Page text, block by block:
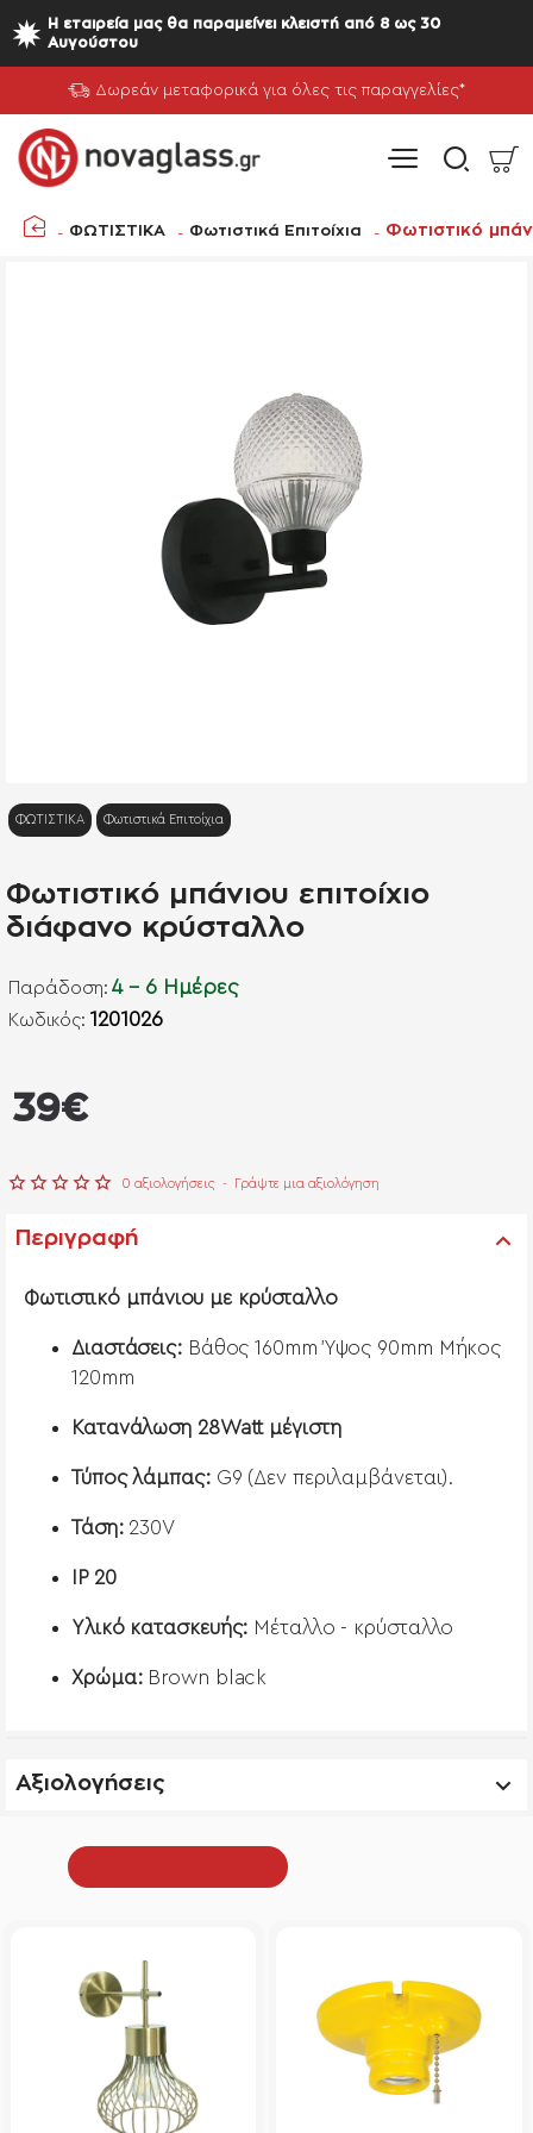
Η εταιρεία μας θα παραμείνει κλειστή από 8 ως 30
Αυγούστου
Δωρεάν μεταφορικά για όλες τις παραγγελίες*
ΦΩΤΙΣΤΙΚΑ Φωτιστικά Επιτοίχια Φωτιστικό
ΦΩΤΙΣΤΙΚΑ Φωτιστικά Επιτοίχια
Φωτιστικό μπάνιου επιτοίχιο
διάφανο κρύσταλλο
Παράδοση: 4 - 6 Ημέρες
Kωδικός: 1201026
0 αξιολογήσεις - Γράψτε μια αξιολόγηση
39€
Περιγραφή
Φωτιστικό μπάνιου με κρύσταλλο
Διαστάσεις:Βάθος 160mm Ύψος 90mm Μήκος
120mm
Κατανάλωση 28Watt μέγιστη
Τύπος λάμπας: G9 (Δεν περιλαμβάνεται).
Τάση: 230V
ΙΡ 20
Υλικό κατασκευής: Μέταλλο - κρύσταλλο
Χρώμα:Brown black
Αξιολογήσεις